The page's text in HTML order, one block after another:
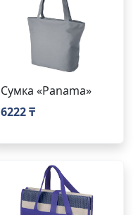
Сумка «Panama»
6222 ₸